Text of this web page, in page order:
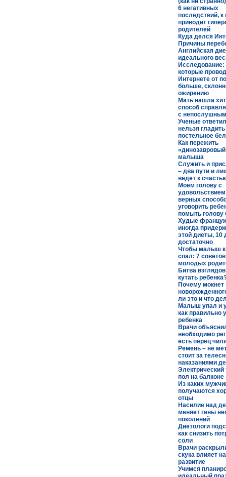
6 негативных
последствий,
приводит
родителей
Куда делся
Причины
Английская
идеального
Исследование:
которые
Интернете от
больше,
ожирению
Мать нашла
способ
с
Ученые
нельзя гладить
постельное
Как пережить
малыша
Служить и
– два пути и
ведет к
Моем голову с
верных
уговорить
помыть голову
Худые
иногда
этой диеты, 10
достаточно
Чтобы малыш
спал: 7
молодых
Битва
кутать
Почему мокнет
ли это и что
Малыш упал и
как правильно
ребенка
Врачи
необходимо
есть перец
Ремень – не
стоит за
наказаниями
пол на балконе
Из каких
получаются
отцы
Насилие над
меняет гены
поколений
Диетологи
как снизить
соли
Врачи
скука влияет
развитие
Учимся